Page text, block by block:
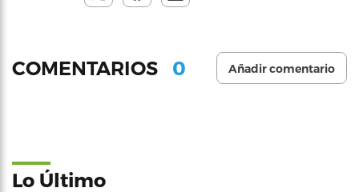
COMENTARIOS 0 Añadir comentario
Lo Último